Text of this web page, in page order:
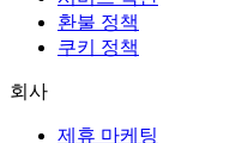
환불 정책
쿠키 정책
회사
제휴 마케팅